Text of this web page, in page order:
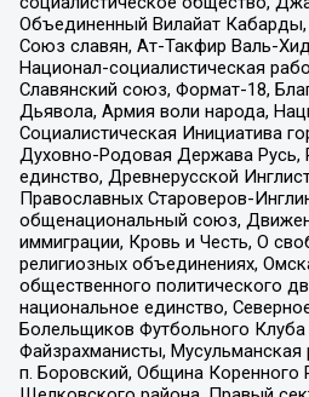
Объединенный Вилайат Кабарды,
Союз славян, Ат-Такфир Валь-
Национал-социалистическая
Славянский союз, Формат-18,
Дьявола, Армия воли народа,
Социалистическая Инициатива
Духовно-Родовая Держава Русь,
единство, Древнерусской
Православных Староверов-
общенациональный союз,
иммиграции, Кровь и Честь, О
религиозных объединениях,
общественного политического
национальное единство,
Болельщиков Футбольного
Файзрахманисты, Мусульманская
п. Боровский, Община Коренного